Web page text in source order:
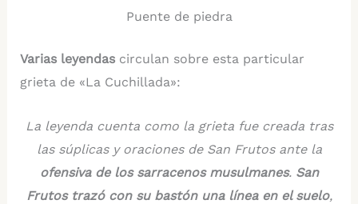
Puente de piedra
Varias leyendas circulan sobre esta particular
grieta de «La Cuchillada»:
La leyenda cuenta como la grieta fue creada tras
las súplicas y oraciones de San Frutos ante la
ofensiva de los sarracenos musulmanes. San
Frutos trazó con su bastón una línea en el suelo,